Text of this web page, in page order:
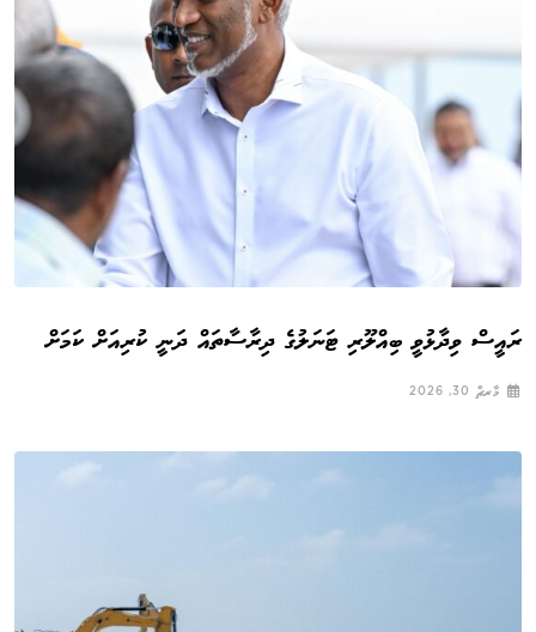
ރައީސް ވިދާޅުވީ ބިއްލޫރި ޓަނަލުގެ ދިރާސާތައް ދަނީ ކުރިއަށް ކަމަށް
މާރޗް 30, 2026